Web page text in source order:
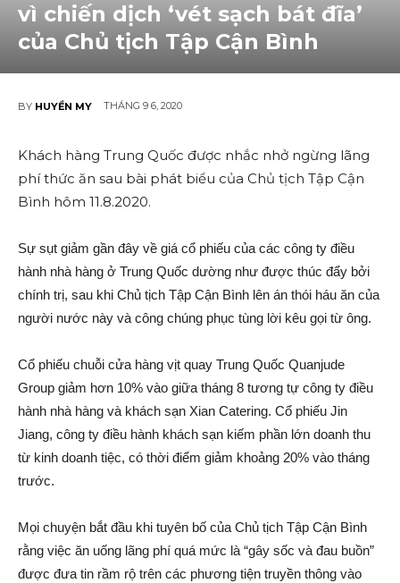
vì chiến dịc‌h ‘vét sạch bát đĩa’
của Chủ tịch Tập Cận Bình
BY HUYỀN MY THÁNG 9 6, 2020
Khách hàng Trung Quốc được nhắc nhở ngừng lãng
phí thức ăn sau bài phát biểu của Chủ tịch Tập Cận
Bình hôm 11.8.2020.
Sự sụt giảm gần đây về giá cổ phiếu của các công ty điều
hành nhà hàng ở Trung Quốc dường như được thúc đẩy bởi
chính trị, sau khi Chủ tịch Tập Cận Bình lên án thói háu ăn của
người nước này và công chúng phục tùng lời kêu gọi từ ông.
Cổ phiếu chuỗi cửa hàng vịt quay Trung Quốc Quanjude
Group giảm hơn 10% vào giữa tháng 8 tương tự công ty điều
hành nhà hàng và khách sạn Xian Catering. Cổ phiếu Jin
Jiang, công ty điều hành khách sạn kiế‌m phần lớn doanh thu
từ kinh doanh tiệc, có thời điểm giảm khoảng 20% vào tháng
trước.
Mọi chuyện bắt đầu khi tuyên bố của Chủ tịch Tập Cận Bình
rằng việc ăn uống lãng phí quá mức là “gây số‌c và đau buồn”
được đưa tin rầm rộ trên các phương tiện truyền thông vào